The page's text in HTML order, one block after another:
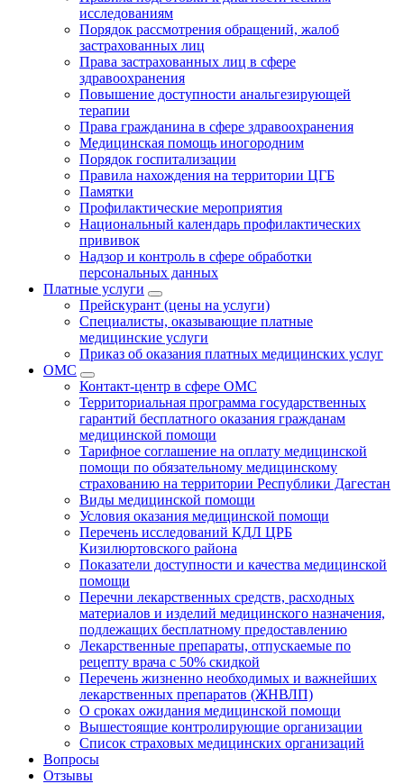
исследованиям
Порядок рассмотрения обращений, жалоб
застрахованных лиц
Права застрахованных лиц в сфере
здравоохранения
Повышение доступности анальгезирующей
терапии
Права гражданина в сфере здравоохранения
Медицинская помощь иногородним
Порядок госпитализации
Правила нахождения на территории ЦГБ
Памятки
Профилактические мероприятия
Национальный календарь профилактических
прививок
Надзор и контроль в сфере обработки
персональных данных
Платные услуги
Прейскурант (цены на услуги)
Специалисты, оказывающие платные
медицинские услуги
Приказ об оказания платных медицинских услуг
ОМС
Контакт-центр в сфере ОМС
Территориальная программа государственных
гарантий бесплатного оказания гражданам
медицинской помощи
Тарифное соглашение на оплату медицинской
помощи по обязательному медицинскому
страхованию на территории Республики Дагестан
Виды медицинской помощи
Условия оказания медицинской помощи
Перечень исследований КДЛ ЦРБ
Кизилюртовского района
Показатели доступности и качества медицинской
помощи
Перечни лекарственных средств, расходных
материалов и изделий медицинского назначения,
подлежащих бесплатному предоставлению
Лекарственные препараты, отпускаемые по
рецепту врача с 50% скидкой
Перечень жизненно необходимых и важнейших
лекарственных препаратов (ЖНВЛП)
О сроках ожидания медицинской помощи
Вышестоящие контролирующие организации
Список страховых медицинских организаций
Вопросы
Отзывы